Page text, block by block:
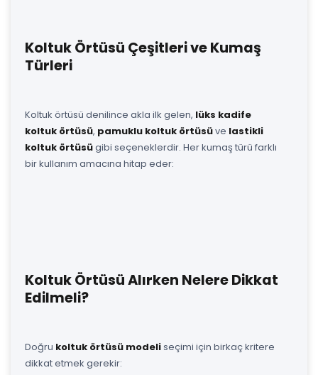
Koltuk Örtüsü Çeşitleri ve Kumaş
Türleri
Koltuk örtüsü denilince akla ilk gelen, lüks kadife
koltuk örtüsü, pamuklu koltuk örtüsüve lastikli
koltuk örtüsügibi seçeneklerdir. Her kumaş türü farklı
bir kullanım amacına hitap eder:
Koltuk Örtüsü Alırken Nelere Dikkat
Edilmeli?
Doğru koltuk örtüsü modeliseçimi için birkaç kritere
dikkat etmek gerekir: